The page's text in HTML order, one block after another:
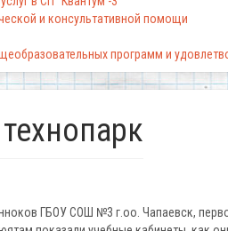
и консультативной помощи
программ и
ГБОУ СОШ №3 г.оо. Чапаевск,